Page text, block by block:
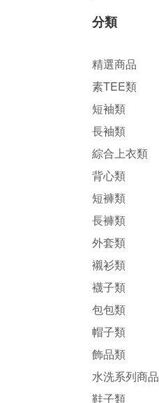
分類
精選商品
素TEE類
短袖類
長袖類
綜合上衣類
背心類
短褲類
長褲類
外套類
襯衫類
襪子類
包包類
帽子類
飾品類
水洗系列商品
鞋子類